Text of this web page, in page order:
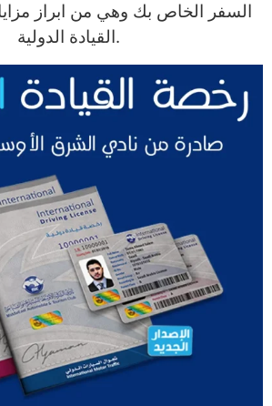
السفر الخاص بك وهي من ابراز
القيادة الدولية.